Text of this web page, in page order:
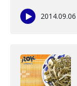
2014.09.06